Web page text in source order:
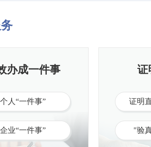
办成一件事
个人“一件事”
企业“一件事”
证
证明
"验